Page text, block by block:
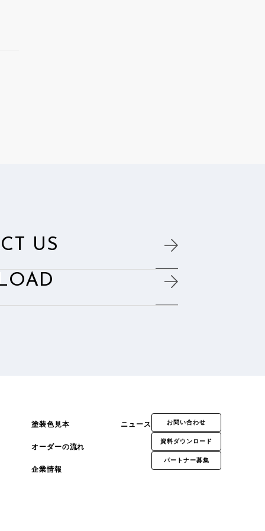
US
塗装色見本
オーダーの流れ
企業情報
ニュース お問い合わせ
資料ダウンロード
パートナー募集